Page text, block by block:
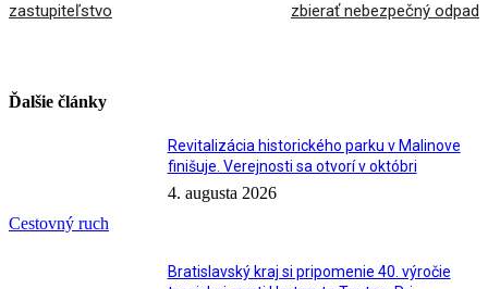
zastupiteľstvo
zbierať nebezpečný odpad
Ďalšie články
Cestovný ruch
Revitalizácia historického parku v Malinove
finišuje. Verejnosti sa otvorí v októbri
4. augusta 2026
Bratislavský kraj si pripomenie 40. výročie